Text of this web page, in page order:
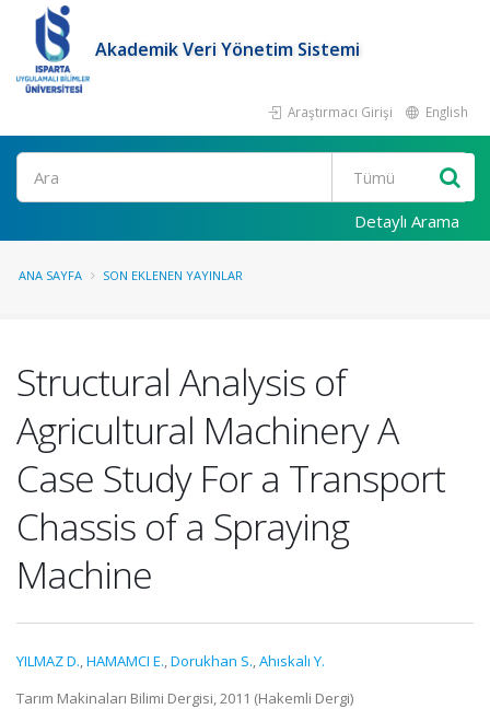
Akademik Veri Yönetim Sistemi
Araştırmacı Girişi English
Ara
Detaylı Arama
ANA SAYFA SON EKLENEN YAYINLAR
Structural Analysis of
Agricultural Machinery A
Case Study For a Transport
Chassis of a Spraying
Machine
YILMAZ D.,HAMAMCI E.,Dorukhan S.,Ahıskalı Y.
Tarım Makinaları Bilimi Dergisi, 2011 (Hakemli Dergi)